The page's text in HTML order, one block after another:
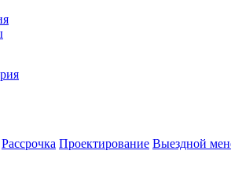
Рассрочка Проектирование Выездной